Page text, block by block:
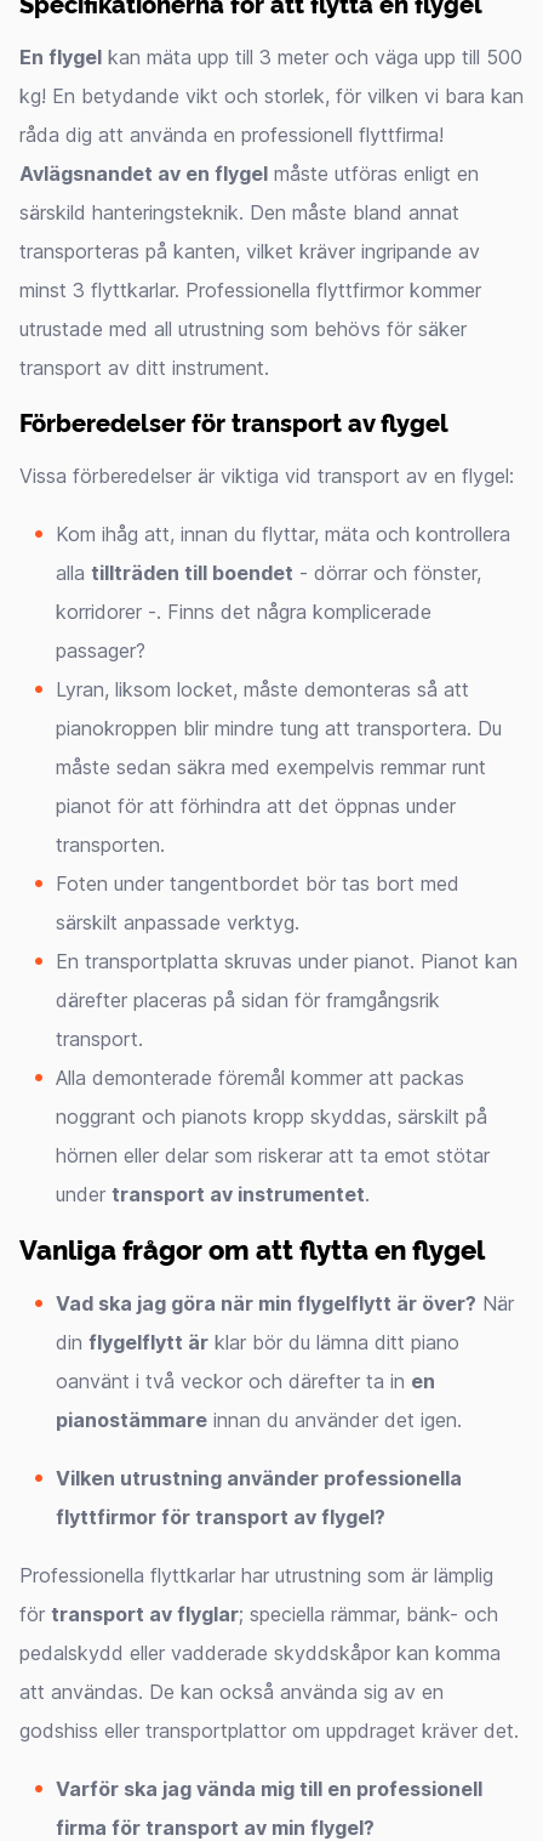
En flygel kan mäta upp till 3 meter och väga upp till 500
kg! En betydande vikt och storlek, för vilken vi bara kan
råda dig att använda en professionell flyttfirma!
Avlägsnandet av en flygel måste utföras enligt en
särskild hanteringsteknik. Den måste bland annat
transporteras på kanten, vilket kräver ingripande av
minst 3 flyttkarlar. Professionella flyttfirmor kommer
utrustade med all utrustning som behövs för säker
transport av ditt instrument.
Förberedelser för transport av flygel
Vissa förberedelser är viktiga vid transport av en flygel:
Kom ihåg att, innan du flyttar, mäta och kontrollera
alla tillträden till boendet - dörrar och fönster,
korridorer -. Finns det några komplicerade
passager?
Lyran, liksom locket, måste demonteras så att
pianokroppen blir mindre tung att transportera. Du
måste sedan säkra med exempelvis remmar runt
pianot för att förhindra att det öppnas under
transporten.
Foten under tangentbordet bör tas bort med
särskilt anpassade verktyg.
En transportplatta skruvas under pianot. Pianot kan
därefter placeras på sidan för framgångsrik
transport.
Alla demonterade föremål kommer att packas
noggrant och pianots kropp skyddas, särskilt på
hörnen eller delar som riskerar att ta emot stötar
under transport av instrumentet.
Vanliga frågor om att flytta en flygel
Vad ska jag göra när min flygelflytt är över? När
din flygelflytt är klar bör du lämna ditt piano
oanvänt i två veckor och därefter ta in en
pianostämmare innan du använder det igen.
Vilken utrustning använder professionella
flyttfirmor för transport av flygel?
Professionella flyttkarlar har utrustning som är lämplig
för transport av flyglar; speciella rämmar, bänk- och
pedalskydd eller vadderade skyddskåpor kan komma
att användas. De kan också använda sig av en
godshiss eller transportplattor om uppdraget kräver det.
Varför ska jag vända mig till en professionell
firma för transport av min flygel?